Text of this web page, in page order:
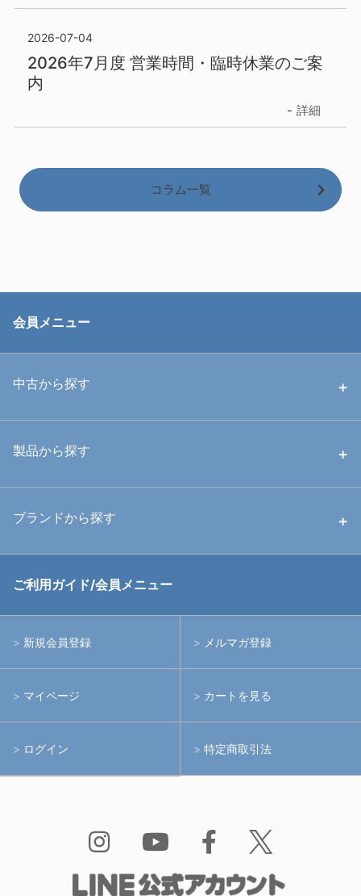
2026-07-04
2026年7月度 営業時間・臨時休業のご案
内
詳細
コラム一覧
会員メニュー
中古から探す
中古ハウジング
中古アームシステム
製品から探す
ハウジング
ライト
アームシステム
アクションカメラ(GoPro等)
水中用品
ブランドから探す
RGBlue
イノン
ご利用ガイド/会員メニュー
新規会員登録 メルマガ登録
マイページ カートを見る
ログイン 特定商取引法